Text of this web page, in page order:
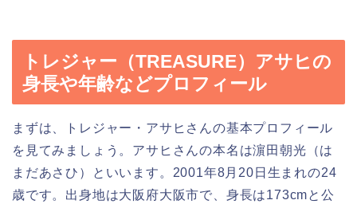
トレジャー（TREASURE）アサヒの
身長や年齢などプロフィール
まずは、トレジャー・アサヒさんの基本プロフィール
を見てみましょう。アサヒさんの本名は濵田朝光（は
まだあさひ）といいます。2001年8月20日生まれの24
歳です。出身地は大阪府大阪市で、身長は173cmと公